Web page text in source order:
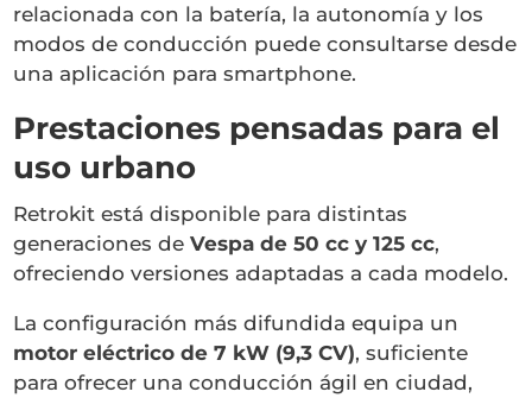
relacionada con la batería, la autonomía y los
modos de conducción puede consultarse desde
una aplicación para smartphone.
Prestaciones pensadas para el
uso urbano
Retrokit está disponible para distintas
generaciones deVespa de 50 cc y 125 cc,
ofreciendo versiones adaptadas a cada modelo.
La configuración más difundida equipa un
motor eléctrico de 7 kW (9,3 CV), suficiente
para ofrecer una conducción ágil en ciudad,